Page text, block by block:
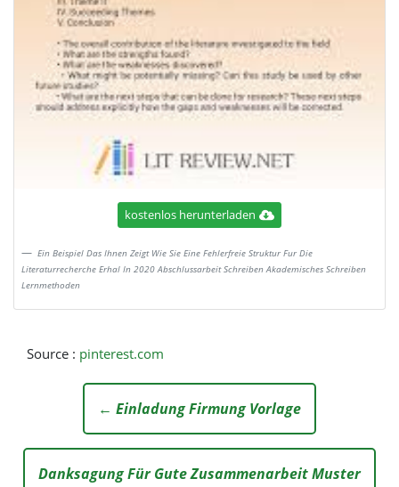
kostenlos herunterladen
Ein Beispiel Das Ihnen Zeigt Wie Sie Eine Fehlerfreie Struktur Fur Die
Literaturrecherche Erhal In 2020 Abschlussarbeit Schreiben Akademisches Schreiben
Lernmethoden
Source : pinterest.com
← Einladung Firmung Vorlage
Danksagung Für Gute Zusammenarbeit Muster